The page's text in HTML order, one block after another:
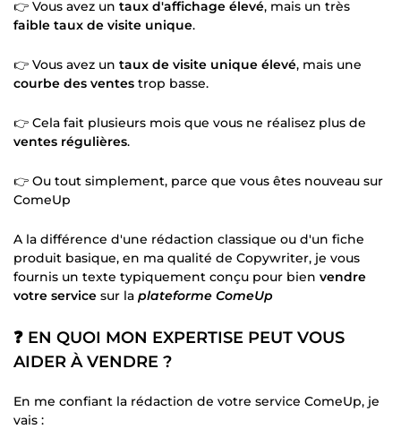
👉 Vous avez un taux d'affichage élevé, mais un très
faible taux de visite unique.
👉 Vous avez un taux de visite unique élevé, mais une
courbe des ventes trop basse.
👉 Cela fait plusieurs mois que vous ne réalisez plus de
ventes régulières.
👉 Ou tout simplement, parce que vous êtes nouveau sur
ComeUp
A la différence d'une rédaction classique ou d'un fiche
produit basique, en ma qualité de Copywriter, je vous
fournis un texte typiquement conçu pour bien vendre
votre service sur la plateforme ComeUp
❓ EN QUOI MON EXPERTISE PEUT VOUS
AIDER À VENDRE ?
En me confiant la rédaction de votre service ComeUp, je
vais :